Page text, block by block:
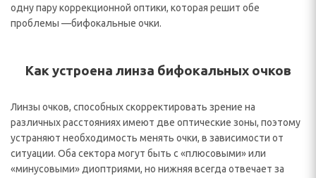
одну пару коррекционной оптики, которая решит обе
проблемы —бифокальные очки.
Как устроена линза бифокальных очков
Линзы очков, способных скорректировать зрение на
различных расстояниях имеют две оптические зоны, поэтому
устраняют необходимость менять очки, в зависимости от
ситуации. Оба сектора могут быть с «плюсовыми» или
«минусовыми» диоптриями, но нижняя всегда отвечает за